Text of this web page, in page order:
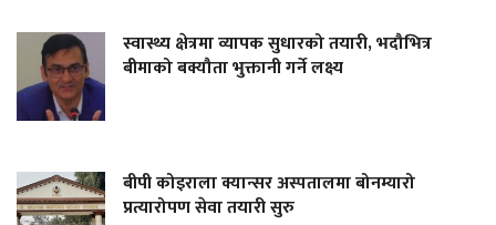
स्वास्थ्य क्षेत्रमा व्यापक सुधारको तयारी, भदौभित्र
बीमाको बक्यौता भुक्तानी गर्ने लक्ष्य
बीपी कोइराला क्यान्सर अस्पतालमा बोनम्यारो
प्रत्यारोपण सेवा तयारी सुरु